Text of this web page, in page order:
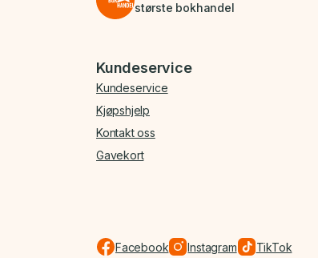
største bokhandel
Bunnmeny
Kundeservice
Kundeservice
Kjøpshjelp
Kontakt oss
Gavekort
Facebook Instagram TikTok